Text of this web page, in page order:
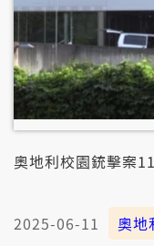
奧地利校園銃擊案
2025-06-11 奧地